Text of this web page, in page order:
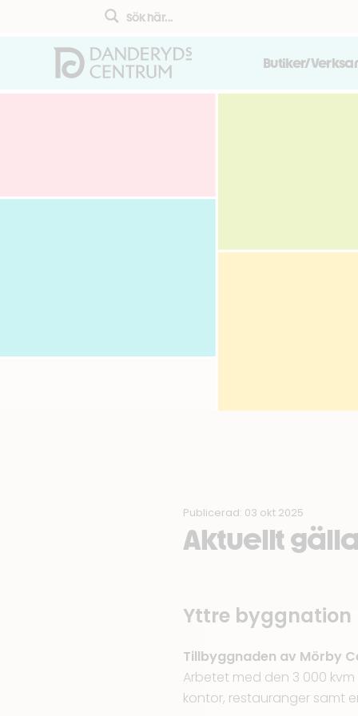
Butiker/
Publicerad: 03 okt 2025
Aktuellt
Yttre byggnation
Tillbyggnaden av Mörby
Arbetet med den 3 000
kontor, restauranger samt